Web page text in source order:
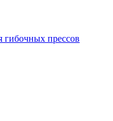
гибочных прессов